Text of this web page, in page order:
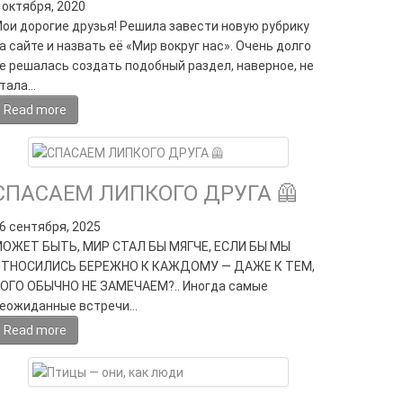
октября, 2020
дорогие друзья! Решила завести новую рубрику
сайте и назвать её «Мир вокруг нас». Очень долго
решалась создать подобный раздел, наверное, не
Read more
ЛИПКОГО ДРУГА 🦺
сентября, 2025
БЫТЬ, МИР СТАЛ БЫ МЯГЧЕ, ЕСЛИ БЫ МЫ
БЕРЕЖНО К КАЖДОМУ — ДАЖЕ К ТЕМ,
ОБЫЧНО НЕ ЗАМЕЧАЕМ?.. Иногда самые
встречи…
Read more